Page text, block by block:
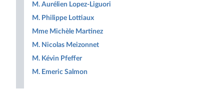
M. Aurélien Lopez-Liguori
M. Philippe Lottiaux
Mme Michèle Martinez
M. Nicolas Meizonnet
M. Kévin Pfeffer
M. Emeric Salmon